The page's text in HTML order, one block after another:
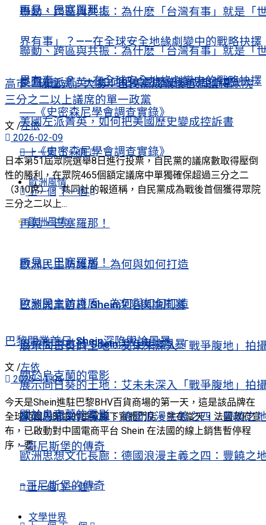
聯動、跨區與共振：為什麽「台灣有事」就是「
界有事」？——在全球安全地緣劇變中的戰略抉擇
美國左派菁英，如何把美國歷史變成控訴書
──《史密森尼學會調查實錄》
上一個 下一個
歐洲風情
再見，巴塞羅那！
歐洲民主防護盾 為何與如何打造
巴黎開業首日 Shein深陷輿論風暴
展示向日葵的土地：艾未未深入「戰爭腹地」拍
關於烏克蘭的電影
歐洲思想文化長廊：德國浪漫主義之四：豐饒之
–哥尼斯堡的傳奇
上一個 下一個
文學世界
再見，巴塞羅那！
聯動、跨區與共振：為什麽「台灣有事」就是「
界有事」？——在全球安全地緣劇變中的戰略抉擇
美國左派菁英，如何把美國歷史變成控訴書
──《史密森尼學會調查實錄》
上一個 下一個
歐洲風情
再見，巴塞羅那！
歐洲民主防護盾 為何與如何打造
巴黎開業首日 Shein深陷輿論風暴
展示向日葵的土地：艾未未深入「戰爭腹地」拍
關於烏克蘭的電影
歐洲思想文化長廊：德國浪漫主義之四：豐饒之
–哥尼斯堡的傳奇
高市「碾壓式」大勝：自民黨成戰後首個獲得眾院
三分之二以上議席的單一政黨
文 /左依
2026-02-09
日本第51屆眾院選舉8日進行投票，自民黨的議席數取得壓倒
性的勝利，在眾院465個額定議席中單獨確保超過三分之二
（310席）。 共同社的報道稱，自民黨成為戰後首個獲得眾院
三分之二以上...
巴黎開業首日 Shein深陷輿論風暴
文 /左依
2025-11-06
今天是Shein進駐巴黎BHV百貨商場的第一天，這是該品牌在
全球範圍內開設的首家線下實體門店。就在當天，法國政府宣
布，已啟動對中國電商平台 Shein 在法國的線上銷售暫停程
序，要...